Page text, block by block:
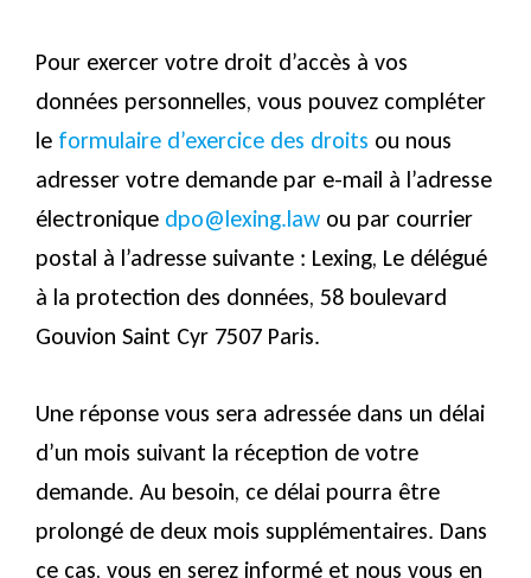
Pour exercer votre droit d’accès à vos
données personnelles, vous pouvez compléter
le formulaire d’exercice des droits ou nous
adresser votre demande par e-mail à l’adresse
électronique dpo@lexing.law ou par courrier
postal à l’adresse suivante : Lexing, Le délégué
à la protection des données, 58 boulevard
Gouvion Saint Cyr 7507 Paris.
Une réponse vous sera adressée dans un délai
d’un mois suivant la réception de votre
demande. Au besoin, ce délai pourra être
prolongé de deux mois supplémentaires. Dans
ce cas, vous en serez informé et nous vous en